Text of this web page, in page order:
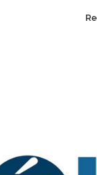
Logística y